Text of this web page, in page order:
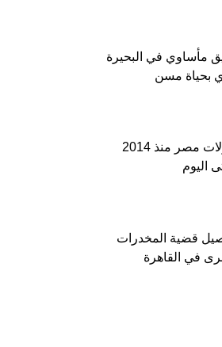
مأساوي في البحيرة
بحياة مسن
تحولات مصر منذ 2014
اليوم
قضية المخدرات
في القاهرة